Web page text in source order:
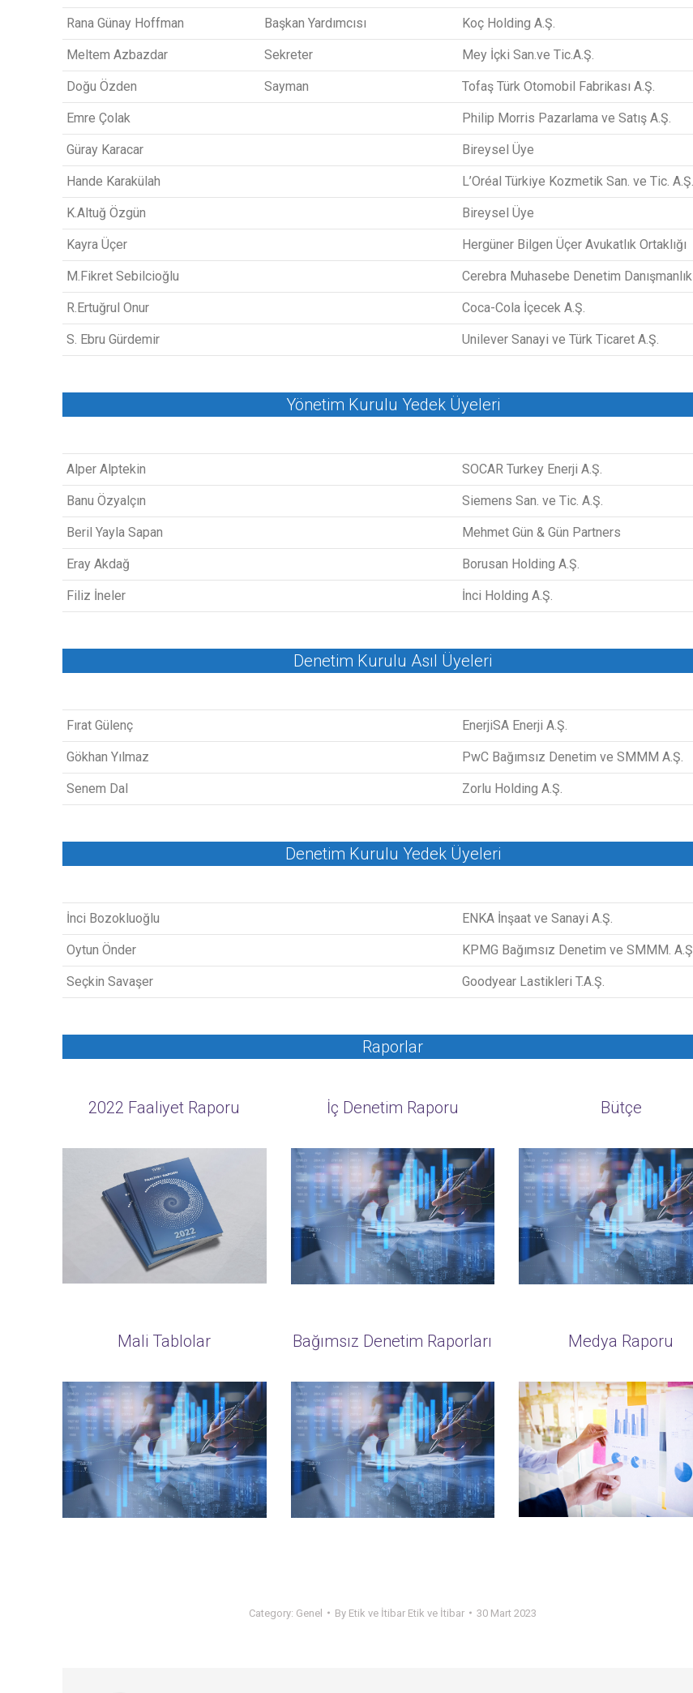
Rana Günay Hoffman Başkan Yardımcısı Koç Holding A.Ş.
Meltem Azbazdar Sekreter Mey İçki San.ve Tic.A.Ş.
Doğu Özden Sayman Tofaş Türk Otomobil Fabrikası A.Ş.
Emre Çolak Philip Morris Pazarlama ve Satış A.Ş.
Güray Karacar Bireysel Üye
Hande Karakülah L’Oréal Türkiye Kozmetik San. ve Tic. A.Ş.
K.Altuğ Özgün Bireysel Üye
Kayra Üçer Hergüner Bilgen Üçer Avukatlık Ortaklığı
M.Fikret Sebilcioğlu Cerebra Muhasebe Denetim Danışmanlık
R.Ertuğrul Onur Coca-Cola İçecek A.Ş.
S. Ebru Gürdemir Unilever Sanayi ve Türk Ticaret A.Ş.
Yönetim Kurulu Yedek Üyeleri
Alper Alptekin SOCAR Turkey Enerji A.Ş.
Banu Özyalçın Siemens San. ve Tic. A.Ş.
Beril Yayla Sapan Mehmet Gün & Gün Partners
Eray Akdağ Borusan Holding A.Ş.
Filiz İneler İnci Holding A.Ş.
Denetim Kurulu Asıl Üyeleri
Fırat Gülenç EnerjiSA Enerji A.Ş.
Gökhan Yılmaz PwC Bağımsız Denetim ve SMMM A.Ş.
Senem Dal Zorlu Holding A.Ş.
Denetim Kurulu Yedek Üyeleri
İnci Bozokluoğlu ENKA İnşaat ve Sanayi A.Ş.
Oytun Önder KPMG Bağımsız Denetim ve SMMM. A.Ş.
Seçkin Savaşer Goodyear Lastikleri T.A.Ş.
Raporlar
2022 Faaliyet Raporu İç Denetim Raporu Bütçe
Mali Tablolar Bağımsız Denetim Raporları Medya Raporu
Category: Genel By Etik ve İtibar Etik ve İtibar 30 Mart 2023